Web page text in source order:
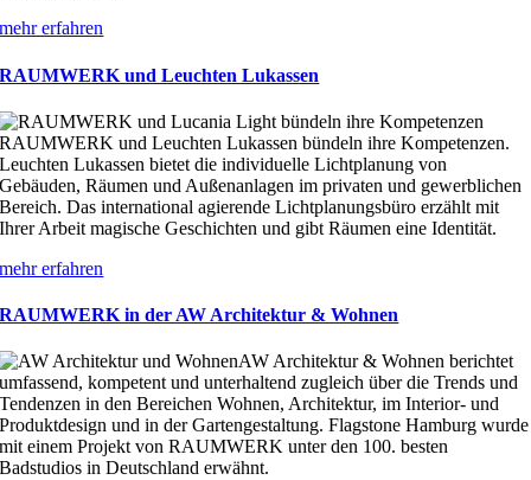
mehr erfahren
RAUMWERK und Leuchten Lukassen
RAUMWERK und Leuchten Lukassen bündeln ihre Kompetenzen.
Leuchten Lukassen bietet die individuelle Lichtplanung von
Gebäuden, Räumen und Außenanlagen im privaten und gewerblichen
Bereich. Das international agierende Lichtplanungsbüro erzählt mit
Ihrer Arbeit magische Geschichten und gibt Räumen eine Identität.
mehr erfahren
RAUMWERK in der AW Architektur & Wohnen
AW Architektur & Wohnen berichtet
umfassend, kompetent und unterhaltend zugleich über die Trends und
Tendenzen in den Bereichen Wohnen, Architektur, im Interior- und
Produktdesign und in der Gartengestaltung. Flagstone Hamburg wurde
mit einem Projekt von RAUMWERK unter den 100. besten
Badstudios in Deutschland erwähnt.